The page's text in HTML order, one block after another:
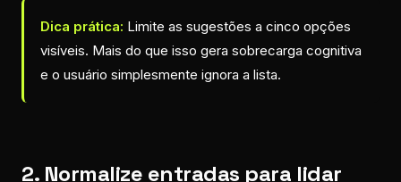
Dica prática: Limite as sugestões a cinco opções
visíveis. Mais do que isso gera sobrecarga cognitiva
e o usuário simplesmente ignora a lista.
2. Normalize entradas para lidar